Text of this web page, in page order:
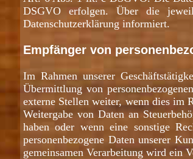
DSGVO erfolgen. Über die
Datenschutzerklärung informiert.
Empfänger von
Im Rahmen unserer
Übermittlung von
externe Stellen weiter, wenn dies im
Weitergabe von Daten an
haben oder wenn eine sonstige
personenbezogene Daten unserer
gemeinsamen Verarbeitung wird ein